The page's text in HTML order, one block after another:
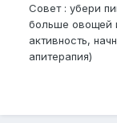
Совет : убери
больше овощей
активность,
апитерапия)